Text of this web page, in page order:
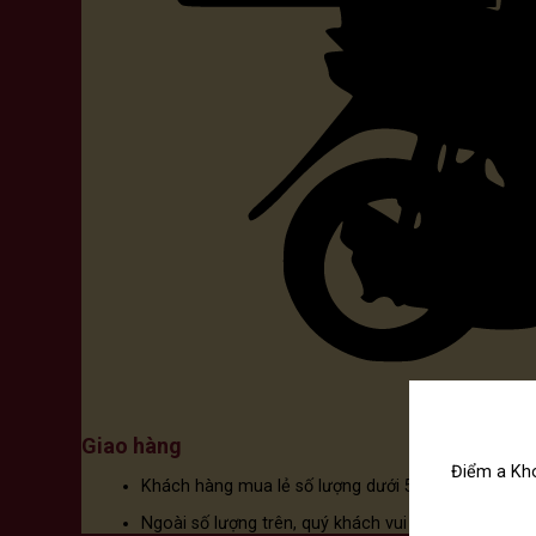
Điểm a
Giao hàng
Khách hàng mua lẻ số lượng dưới 5 chai có thể
Ngoài số lượng trên, quý khách vui lòng inbox